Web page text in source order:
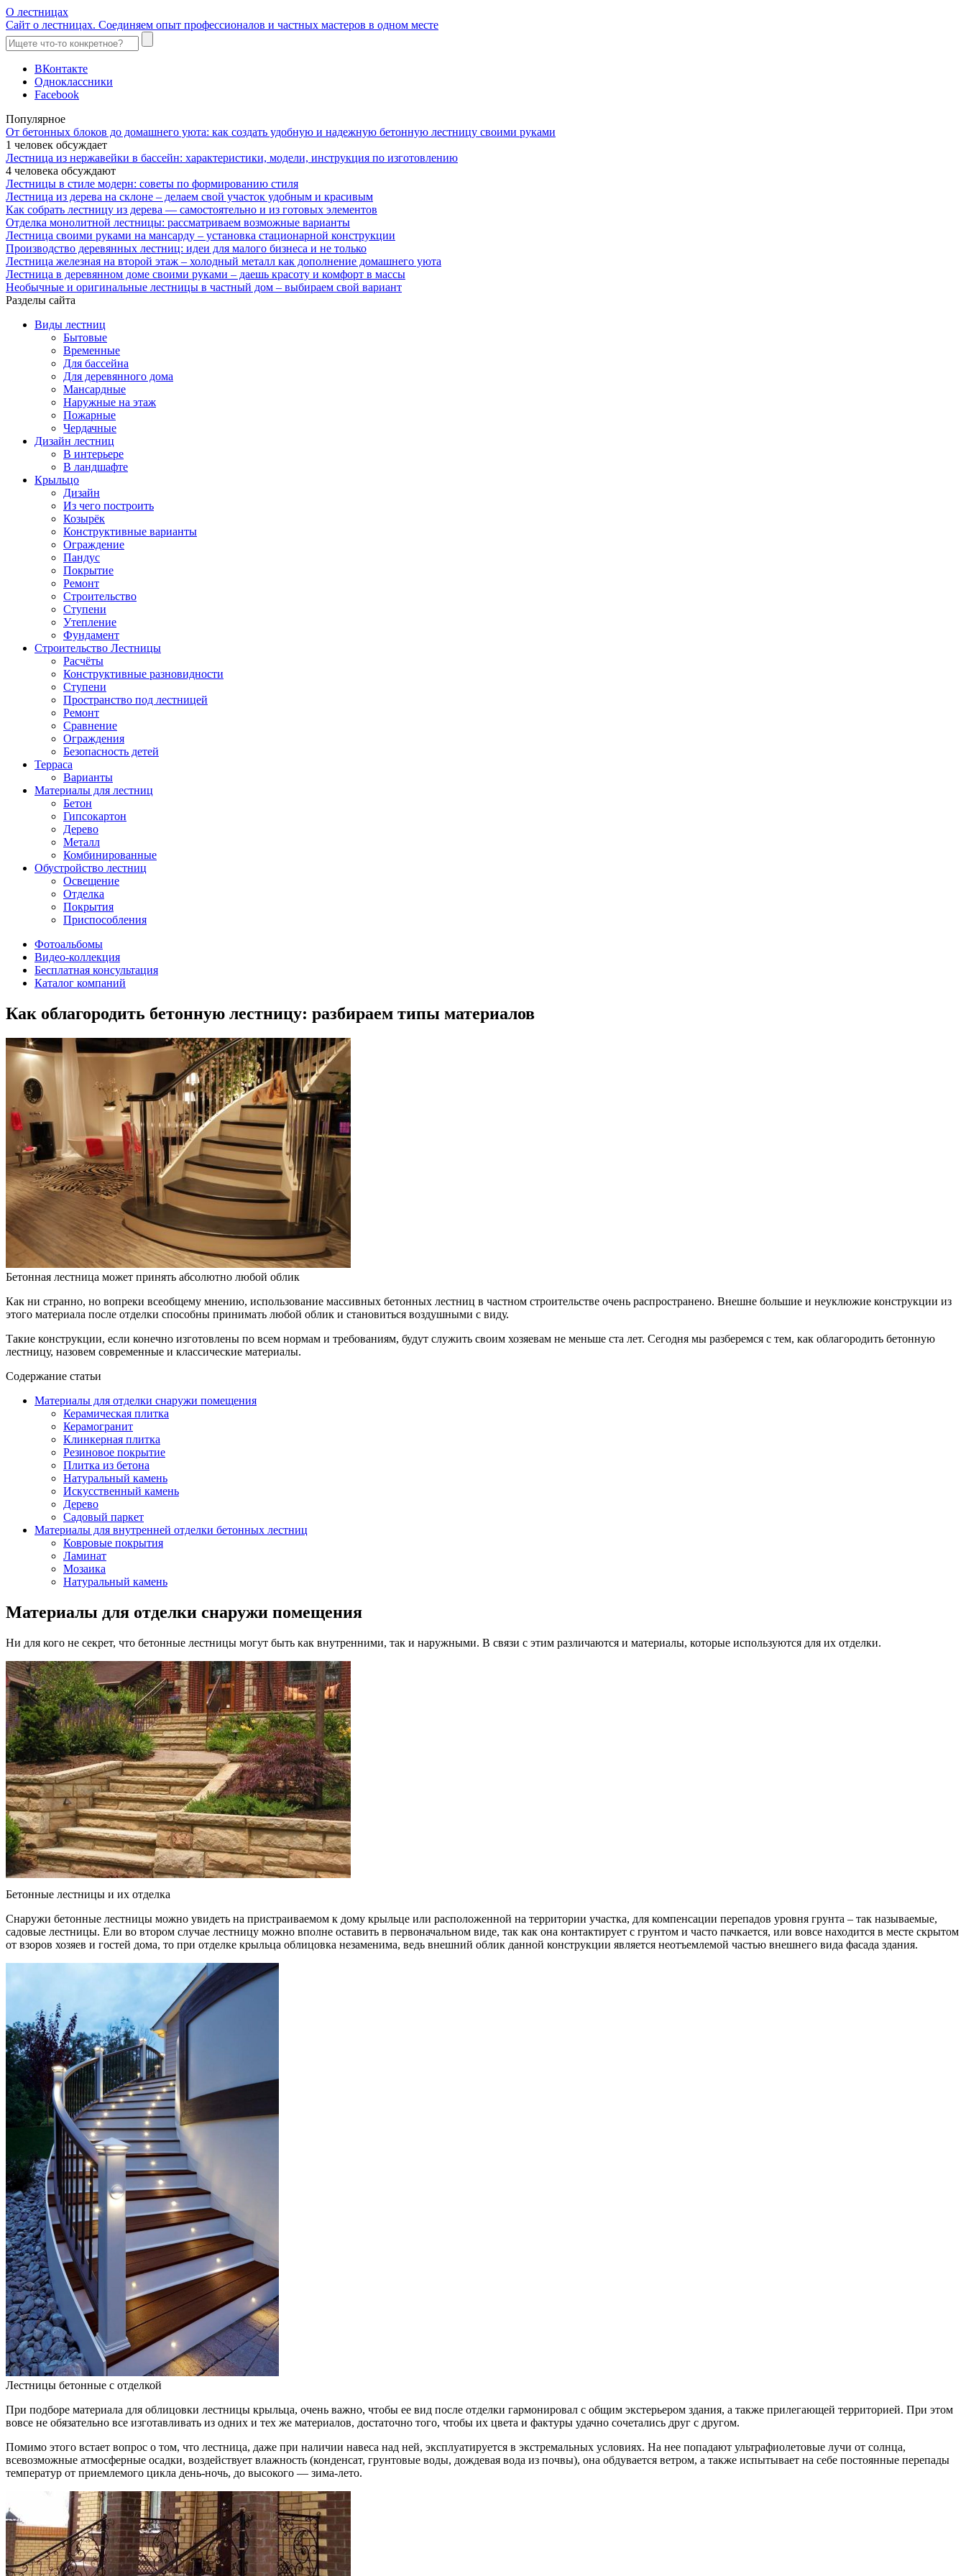
О лестницах
Сайт о лестницах. Соединяем опыт профессионалов и частных мастеров в одном месте
ВКонтакте
Одноклассники
Facebook
Популярное
От бетонных блоков до домашнего уюта: как создать удобную и надежную бетонную лестницу своими руками
1 человек обсуждает
Лестница из нержавейки в бассейн: характеристики, модели, инструкция по изготовлению
4 человека обсуждают
Лестницы в стиле модерн: советы по формированию стиля
Лестница из дерева на склоне – делаем свой участок удобным и красивым
Как собрать лестницу из дерева — самостоятельно и из готовых элементов
Отделка монолитной лестницы: рассматриваем возможные варианты
Лестница своими руками на мансарду – установка стационарной конструкции
Производство деревянных лестниц: идеи для малого бизнеса и не только
Лестница железная на второй этаж – холодный металл как дополнение домашнего уюта
Лестница в деревянном доме своими руками – даешь красоту и комфорт в массы
Необычные и оригинальные лестницы в частный дом – выбираем свой вариант
Разделы сайта
Виды лестниц
Бытовые
Временные
Для бассейна
Для деревянного дома
Мансардные
Наружные на этаж
Пожарные
Чердачные
Дизайн лестниц
В интерьере
В ландшафте
Крыльцо
Дизайн
Из чего построить
Козырёк
Конструктивные варианты
Ограждение
Пандус
Покрытие
Ремонт
Строительство
Ступени
Утепление
Фундамент
Строительство Лестницы
Расчёты
Конструктивные разновидности
Ступени
Пространство под лестницей
Ремонт
Сравнение
Ограждения
Безопасность детей
Терраса
Варианты
Материалы для лестниц
Бетон
Гипсокартон
Дерево
Металл
Комбинированные
Обустройство лестниц
Освещение
Отделка
Покрытия
Приспособления
Фотоальбомы
Видео-коллекция
Бесплатная консультация
Каталог компаний
Как облагородить бетонную лестницу: разбираем типы материалов
Бетонная лестница может принять абсолютно любой облик
Как ни странно, но вопреки всеобщему мнению, использование массивных бетонных лестниц в частном строительстве очень распространено. Внешне большие и неуклюжие конструкции из
этого материала после отделки способны принимать любой облик и становиться воздушными с виду.
Такие конструкции, если конечно изготовлены по всем нормам и требованиям, будут служить своим хозяевам не меньше ста лет. Сегодня мы разберемся с тем, как облагородить бетонную
лестницу, назовем современные и классические материалы.
Содержание статьи
Материалы для отделки снаружи помещения
Керамическая плитка
Керамогранит
Клинкерная плитка
Резиновое покрытие
Плитка из бетона
Натуральный камень
Искусственный камень
Дерево
Садовый паркет
Материалы для внутренней отделки бетонных лестниц
Ковровые покрытия
Ламинат
Мозаика
Натуральный камень
Материалы для отделки снаружи помещения
Ни для кого не секрет, что бетонные лестницы могут быть как внутренними, так и наружными. В связи с этим различаются и материалы, которые используются для их отделки.
Бетонные лестницы и их отделка
Снаружи бетонные лестницы можно увидеть на пристраиваемом к дому крыльце или расположенной на территории участка, для компенсации перепадов уровня грунта – так называемые,
садовые лестницы. Ели во втором случае лестницу можно вполне оставить в первоначальном виде, так как она контактирует с грунтом и часто пачкается, или вовсе находится в месте скрытом
от взоров хозяев и гостей дома, то при отделке крыльца облицовка незаменима, ведь внешний облик данной конструкции является неотъемлемой частью внешнего вида фасада здания.
Лестницы бетонные с отделкой
При подборе материала для облицовки лестницы крыльца, очень важно, чтобы ее вид после отделки гармонировал с общим экстерьером здания, а также прилегающей территорией. При этом
вовсе не обязательно все изготавливать из одних и тех же материалов, достаточно того, чтобы их цвета и фактуры удачно сочетались друг с другом.
Помимо этого встает вопрос о том, что лестница, даже при наличии навеса над ней, эксплуатируется в экстремальных условиях. На нее попадают ультрафиолетовые лучи от солнца,
всевозможные атмосферные осадки, воздействует влажность (конденсат, грунтовые воды, дождевая вода из почвы), она обдувается ветром, а также испытывает на себе постоянные перепады
температур от приемлемого цикла день-ночь, до высокого — зима-лето.